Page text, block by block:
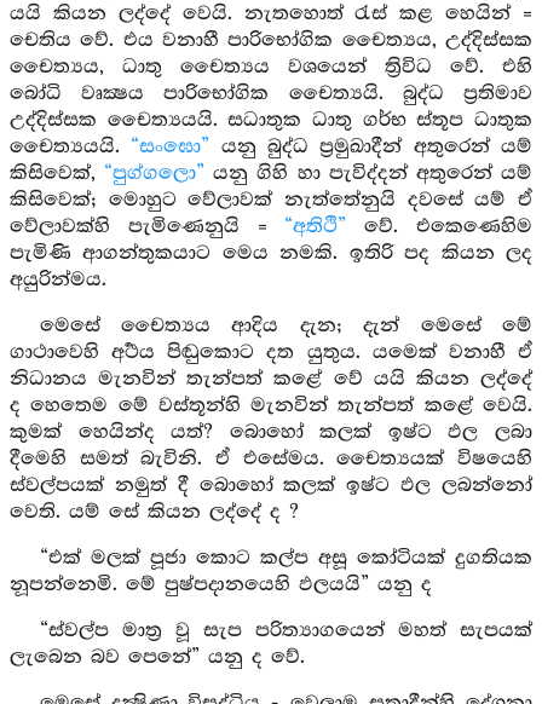
යයි කියන ලද්දේ වෙයි. නැතහොත් රැස් කළ හෙයින් =
චෙතිය වේ. එය වනාහී පාරිභෝගික චෛත්‍යය, උද්දිස්සක
චෛත්‍යය, ධාතු චෛත්‍යය වශයෙන් ත්‍රිවිධ වේ. එහි
බෝධි වෘක්‍ෂය පාරිභෝගික චෛත්‍යයි. බුද්ධ ප්‍රතිමාව
උද්දිස්සක චෛත්‍යයයි. සධාතුක ධාතු ගර්භ ස්තූප ධාතුක
චෛත්‍යයයි. “සංඝො” යනු බුද්ධ ප්‍රමුඛාදීන් අතුරෙන් යම්
කිසිවෙක්, “පුග්ගලො” යනු ගිහි හා පැවිද්දන් අතුරෙන් යම්
කිසිවෙක්; මොහුට වේලාවක් නැත්තේනුයි දවසේ යම් ඒ
වේලාවක්හි පැමිණෙනුයි = “අතිථි” වේ. එකෙණෙහිම
පැමිණි ආගන්තුකයාට මෙය නමකි. ඉතිරි පද කියන ලද
අයුරින්මය.
මෙසේ චෛත්‍යය ආදිය දැන; දැන් මෙසේ මේ
ගාථාවෙහි අර්‍ථය පිඬුකොට දත යුතුය. යමෙක් වනාහී ඒ
නිධානය මැනවින් තැන්පත් කළේ වේ යයි කියන ලද්දේ
ද හෙතෙම මේ වස්තූන්හි මැනවින් තැන්පත් කළේ වෙයි.
කුමක් හෙයින්ද යත්? බොහෝ කලක් ඉෂ්ට ඵල ලබා
දීමෙහි සමත් බැවිනි. ඒ එසේමය. චෛත්‍යයක් විෂයෙහි
ස්වල්පයක් නමුත් දී බොහෝ කලක් ඉෂ්ට ඵල ලබන්නෝ
වෙති. යම් සේ කියන ලද්දේ ද ?
“එක් මලක් පූජා කොට කල්ප අසූ කෝටියක් දුගතියක
නූපන්නෙමි. මේ පුෂ්පදානයෙහි ඵලයයි” යනු ද
“ස්වල්ප මාත්‍ර වූ සැප පරිත්‍යාගයෙන් මහත් සැපයක්
ලැබෙන බව පෙනේ” යනු ද වේ.